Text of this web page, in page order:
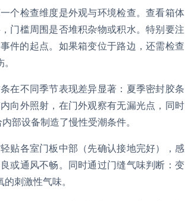
个检查维度是外观与环境检查。查看箱体
门槛周围是否堆积杂物或积水。特别要注
件的起点。如果箱变位于路边，还需检查
在不同季节表现差异显著：夏季密封胶条
向外照射，在门外观察有无漏光点，同时
部设备制造了慢性受潮条件。
贴各室门板中部（先确认接地完好），感
或通风不畅。同时通过门缝气味判断：变
刺激性气味。